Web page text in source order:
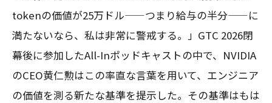
tokenの価値が25万ドル——つまり給与の半分——に
満たないなら、私は非常に警戒する。」GTC 2026閉
幕後に参加したAll-Inポッドキャストの中で、NVIDIA
のCEO黄仁勲はこの率直な言葉を用いて、エンジニア
の価値を測る新たな基準を提示した。その基準はもは